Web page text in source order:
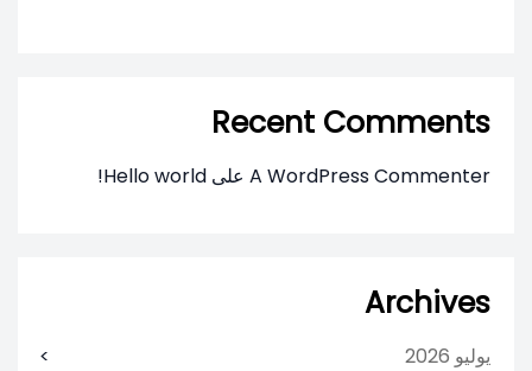
Recent Comments
A WordPress Commenter على Hello world!
Archives
يوليو 2026